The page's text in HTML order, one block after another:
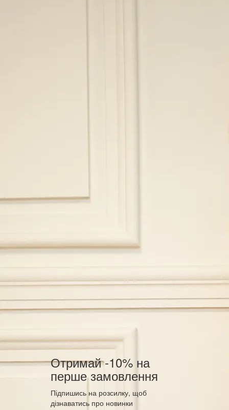
Отримай -10% на
перше замовлення
Підпишись на розсилку, щоб
дізнаватись про новинки